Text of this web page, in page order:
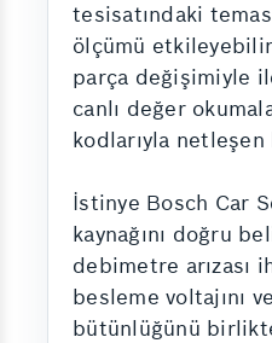
tesisatındaki
ölçümü
parça değişimiyle
canlı değer
kodlarıyla
İstinye Bosch Car
kaynağını doğru
debimetre arızası
besleme voltajını
bütünlüğünü